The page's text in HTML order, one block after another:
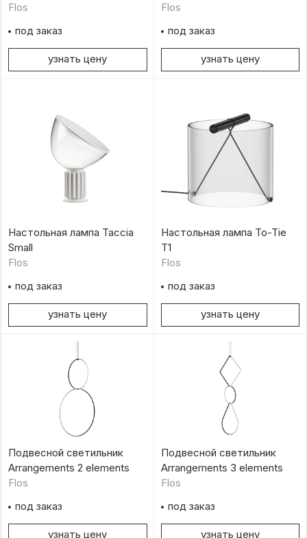
Flos
под заказ
узнать цену
Flos
под заказ
узнать цену
Настольная лампа Taccia
Small
Flos
под заказ
узнать цену
Настольная лампа To-Tie
T1
Flos
под заказ
узнать цену
Подвесной светильник
Arrangements 2 elements
Flos
под заказ
узнать цену
Подвесной светильник
Arrangements 3 elements
Flos
под заказ
узнать цену